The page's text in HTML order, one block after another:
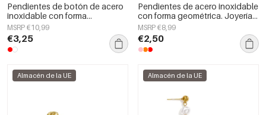
Pendientes de botón de acero
inoxidable con forma
geométrica, sencillos, de la
serie Daily Simple, joyería para
mujer.
MSRP €10,99
€3,25
Pendientes de acero inoxidable
con forma geométrica. Joyería
femenina para uso diario.
MSRP €8,99
€2,50
Almacén de la UE Almacén de la UE